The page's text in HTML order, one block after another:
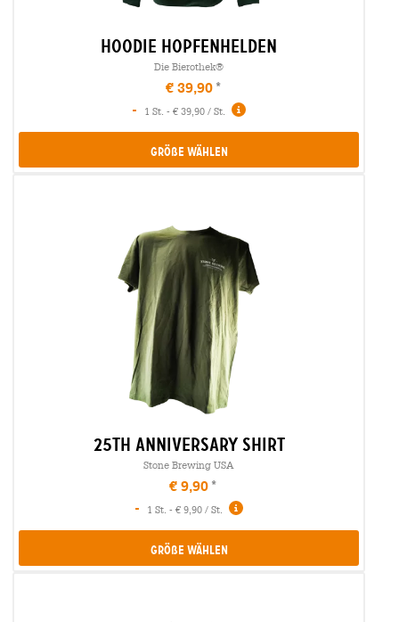
hoodie hopfenhelden
Die Bierothek®
€ 39,90
-
1 St. - € 39,90 / St.
Größe Wählen
25th anniversary shirt
Stone Brewing USA
€ 9,90
-
1 St. - € 9,90 / St.
Größe Wählen